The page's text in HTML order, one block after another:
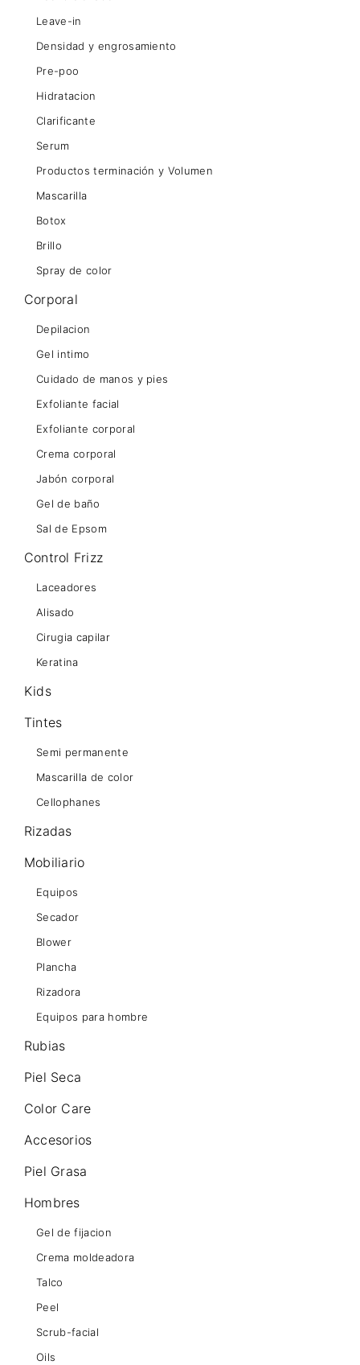
Leave-in
Densidad y engrosamiento
Pre-poo
Hidratacion
Clarificante
Serum
Productos terminación y Volumen
Mascarilla
Botox
Brillo
Spray de color
Corporal
Depilacion
Gel intimo
Cuidado de manos y pies
Exfoliante facial
Exfoliante corporal
Crema corporal
Jabón corporal
Gel de baño
Sal de Epsom
Control Frizz
Laceadores
Alisado
Cirugia capilar
Keratina
Kids
Tintes
Semi permanente
Mascarilla de color
Cellophanes
Rizadas
Mobiliario
Equipos
Secador
Blower
Plancha
Rizadora
Equipos para hombre
Rubias
Piel Seca
Color Care
Accesorios
Piel Grasa
Hombres
Gel de fijacion
Crema moldeadora
Talco
Peel
Scrub-facial
Oils